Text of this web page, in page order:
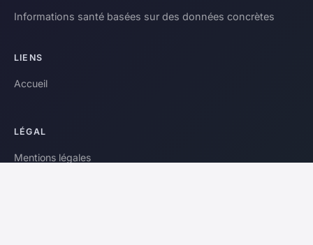
Informations santé basées sur des données concrètes
LIENS
Accueil
LÉGAL
Mentions légales